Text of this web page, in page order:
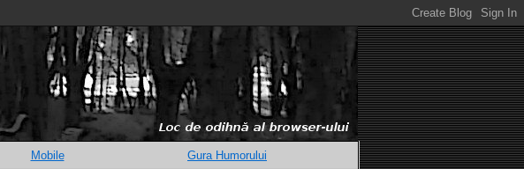
Mobile Gura Humorului